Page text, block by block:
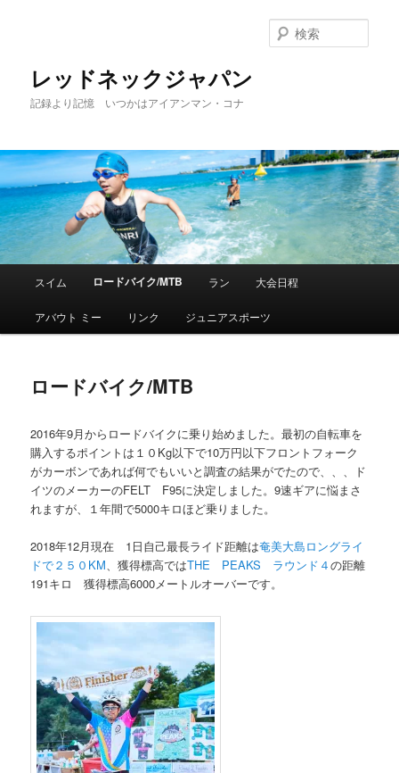
レッドネックジャパン
記録より記憶 いつかはアイアンマン・コナ
索
メ
メ
イ
コ
ン
テ
ン
ツ
へ
動
スイム ロードバイク/MTB ラン 大会日程
アバウト ミー リンク ジュニアスポーツ
ロードバイク/MTB
2016年9月からロードバイクに乗り始めました。最初の自転車を
購入するポイントは１０Kg以下で10万円以下フロントフォーク
がカーボンであれば何でもいいと調査の結果がでたので、、、ド
イツのメーカーのFELT F95に決定しました。9速ギアに悩まさ
れますが、１年間で5000キロほど乗りました。
2018年12月現在 1日自己最長ライド距離は奄美大島ロングライ
ドで２５０KM、獲得標高ではTHE PEAKS ラウンド４の距離
191キロ 獲得標高6000メートルオーバーです。